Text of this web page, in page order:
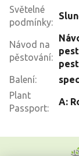
Světelné
podmínky:
Návod na
pěstování:
Balení:
Plant
Passport:
A: